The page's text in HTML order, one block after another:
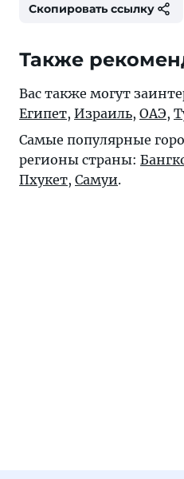
Скопировать ссылку
Также
Вас также могут
Египет, Израиль, ОАЭ,
Самые популярные
регионы страны:
Пхукет, Самуи.